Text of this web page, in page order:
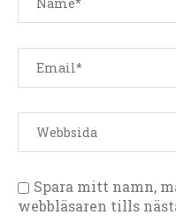
Spara mitt namn,
webbläsaren tills